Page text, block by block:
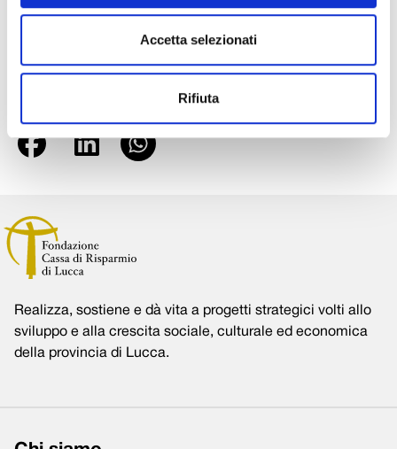
Accetta selezionati
Rifiuta
cinta, che ne costituiscono comunque una parte
Realizza, sostiene e dà vita a progetti strategici volti allo
sviluppo e alla crescita sociale, culturale ed economica
della provincia di Lucca.